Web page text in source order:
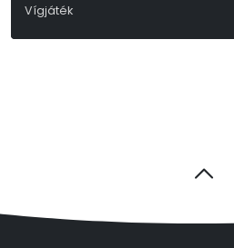
Vígjáték